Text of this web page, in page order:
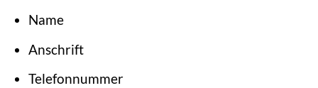
Name
Anschrift
Telefonnummer